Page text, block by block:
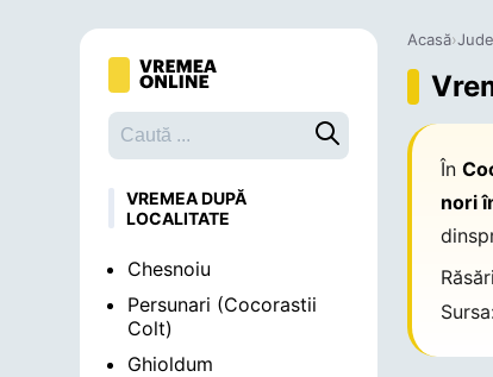
Caută o localitate
VREMEA DUPĂ
LOCALITATE
Chesnoiu
Persunari (Cocorastii
Colt)
Ghioldum
Acasă›
În
nori